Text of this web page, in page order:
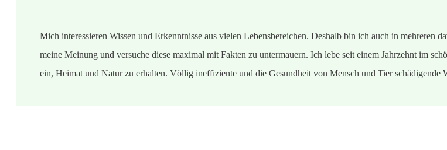
Mich interessieren Wissen und Erkenntnisse aus vielen Lebensbereichen. Deshalb bin ich auch in mehreren
meine Meinung und versuche diese maximal mit Fakten zu untermauern. Ich lebe seit einem Jahrzehnt im
ein, Heimat und Natur zu erhalten. Völlig ineffiziente und die Gesundheit von Mensch und Tier schädigende